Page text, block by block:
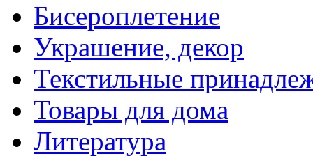
Бисероплетение
Украшение, декор
Текстильные
Товары для дома
Литература